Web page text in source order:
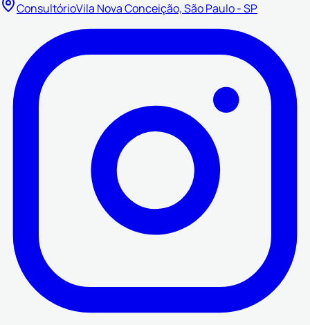
ConsultórioVila Nova Conceição, São Paulo - SP